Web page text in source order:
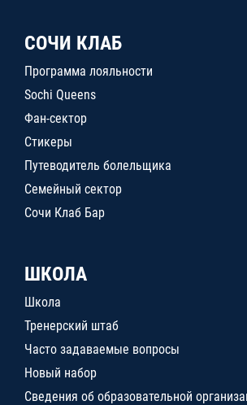
СОЧИ КЛАБ
Программа лояльности
Sochi Queens
Фан-сектор
Стикеры
Путеводитель болельщика
Семейный сектор
Сочи Клаб Бар
ШКОЛА
Школа
Тренерский штаб
Часто задаваемые вопросы
Новый набор
Сведения об образовательной